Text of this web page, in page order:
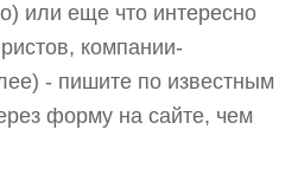
или еще что интересно
компании-
- пишите по известным
форму на сайте, чем